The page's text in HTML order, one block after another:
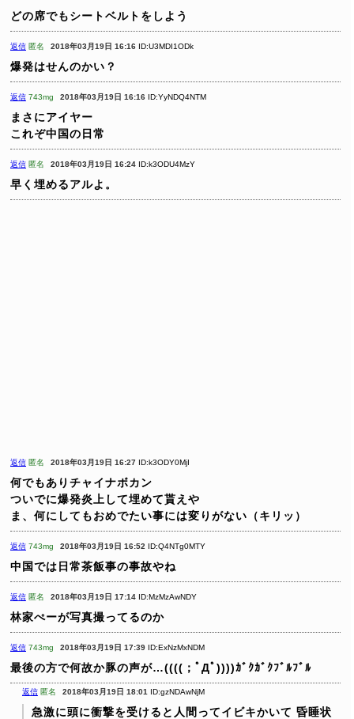
どの席でもシートベルトをしよう
返信 匿名 2018年03月19日 16:16 ID:U3MDI1ODk
爆発はせんのかい？
返信 743mg 2018年03月19日 16:16 ID:YyNDQ4NTM
まさにアイヤー
これぞ中国の日常
返信 匿名 2018年03月19日 16:24 ID:k3ODU4MzY
早く埋めるアルよ。
返信 匿名 2018年03月19日 16:27 ID:k3ODY0MjI
何でもありチャイナボカン
ついでに爆発炎上して埋めて貰えや
ま、何にしてもおめでたい事には変りがない（キリッ）
返信 743mg 2018年03月19日 16:52 ID:Q4NTg0MTY
中国では日常茶飯事の事故やね
返信 匿名 2018年03月19日 17:14 ID:MzMzAwNDY
林家ぺーが写真撮ってるのか
返信 743mg 2018年03月19日 17:39 ID:ExNzMxNDM
最後の方で何故か豚の声が…((((；ﾟДﾟ))))ｶﾞｸｶﾞｸﾌﾞﾙﾌﾞﾙ
返信 匿名 2018年03月19日 18:01 ID:gzNDAwNjM
急激に頭に衝撃を受けると人間ってイビキかいて 昏睡状